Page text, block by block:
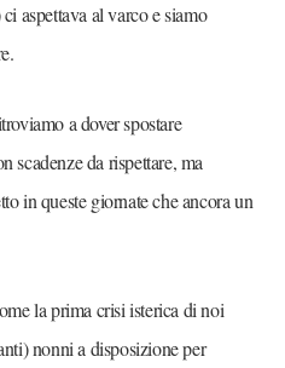
aspettava al varco e siamo
a dover spostare
scadenze da rispettare, ma
in queste giornate che ancora un
la prima crisi isterica di noi
nonni a disposizione per